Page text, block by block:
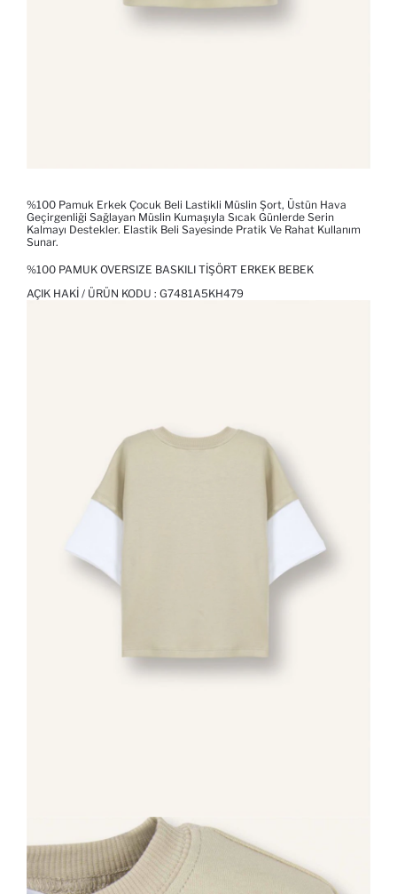
%100 Pamuk Erkek Çocuk Beli Lastikli Müslin Şort, Üstün Hava
Geçirgenliği Sağlayan Müslin Kumaşıyla Sıcak Günlerde Serin
Kalmayı Destekler. Elastik Beli Sayesinde Pratik Ve Rahat Kullanım
Sunar.
%100 PAMUK OVERSIZE BASKILI TIŞÖRT ERKEK BEBEK
AÇIK HAKI / ÜRÜN KODU : G7481A5KH479